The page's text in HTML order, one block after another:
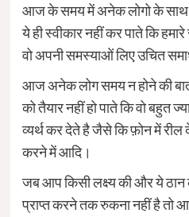
आज के समय में अनेक लोगो के साथ
ये ही स्वीकार नहीं कर पाते कि
वो अपनी समस्याओं लिए उचित
आज अनेक लोग समय न होने की
को तैयार नहीं हो पाते कि वो बहुत
व्यर्थ कर देते है जैसे कि फ़ोन में रील
करने में आदि।
जब आप किसी लक्ष्य की और ये
प्राप्त करने तक रुकना नहीं है तो